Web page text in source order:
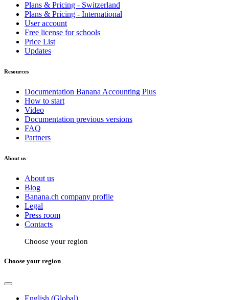
Plans & Pricing - Switzerland
Plans & Pricing - International
User account
Free license for schools
Price List
Updates
Resources
Documentation Banana Accounting Plus
How to start
Video
Documentation previous versions
FAQ
Partners
About us
About us
Blog
Banana.ch company profile
Legal
Press room
Contacts
Choose your region
Choose your region